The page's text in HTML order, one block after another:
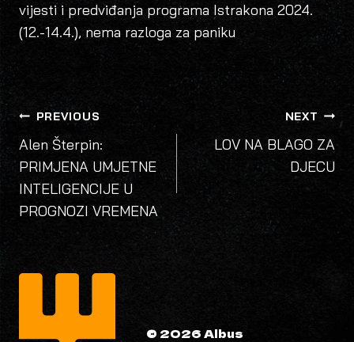
vijesti i predviđanja programa Istrakona 2024.
(12.-14.4.), nema razloga za paniku
POST
NAVIGATION
PREVIOUS
Alen Šterpin:
PRIMJENA UMJETNE
INTELIGENCIJE U
PROGNOZI VREMENA
NEXT
LOV NA BLAGO ZA
DJECU
© 2026 Albus